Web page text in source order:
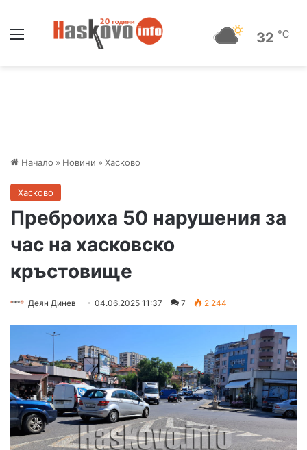
32 ℃
Начало » Новини » Хасково
Хасково
Преброиха 50 нарушения за
час на хасковско
кръстовище
Деян Динев 04.06.2025 11:37 7 2 244